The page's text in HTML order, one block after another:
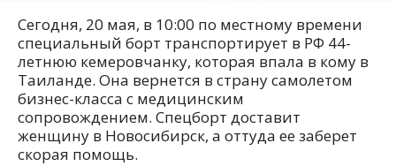
Сегодня, 20 мая, в 10:00 по местному времени
специальный борт транспортирует в РФ 44-
летнюю кемеровчанку, которая впала в кому в
Таиланде. Она вернется в страну самолетом
бизнес-класса с медицинским
сопровождением. Спецборт доставит
женщину в Новосибирск, а оттуда ее заберет
скорая помощь.